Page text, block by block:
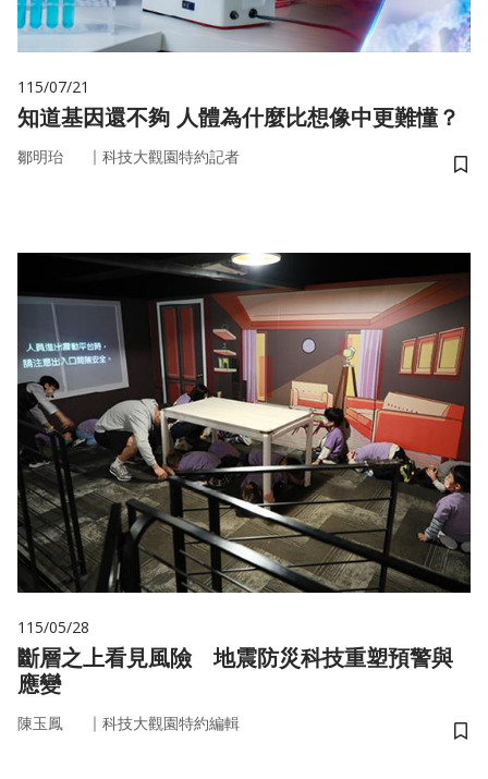
115/07/21
知道基因還不夠 人體為什麼比想像中更難懂？
鄒明珆 ｜ 科技大觀園特約記者
儲
115/05/28
斷層之上看見風險 地震防災科技重塑預警與
應變
陳玉鳳 ｜ 科技大觀園特約編輯
儲